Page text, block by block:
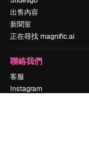
出售內容
新聞室
正在尋找 magnific.ai
聯絡我們
客服
Instagram